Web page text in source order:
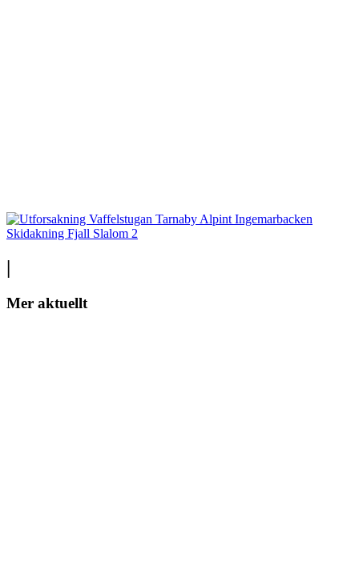
Mer aktuellt